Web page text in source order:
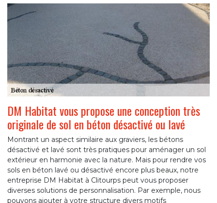
DM Habitat vous propose une conception très
originale de sol en béton désactivé ou lavé
Montrant un aspect similaire aux graviers, les bétons
désactivé et lavé sont très pratiques pour aménager un sol
extérieur en harmonie avec la nature. Mais pour rendre vos
sols en béton lavé ou désactivé encore plus beaux, notre
entreprise DM Habitat à Clitourps peut vous proposer
diverses solutions de personnalisation. Par exemple, nous
pouvons ajouter à votre structure divers motifs